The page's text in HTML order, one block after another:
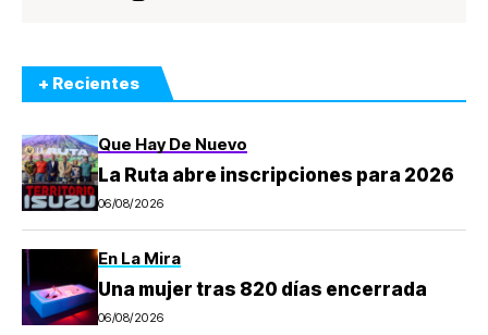
+ Recientes
Que Hay De Nuevo
La Ruta abre inscripciones para 2026
06/08/2026
En La Mira
Una mujer tras 820 días encerrada
06/08/2026